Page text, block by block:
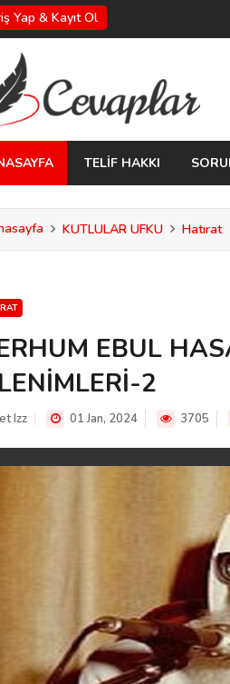
Yap & Kayıt Ol
TELİF HAKKI
KUTLULAR UFKU Hatırat
EBUL
2
Izz 01 Jan, 2024 3705